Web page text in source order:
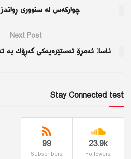
چواركەس لە سنووری
Next Post
ناسا: ئەمڕۆ ئەستێرەیەكی گەڕۆك بە
Stay Connected test
23.9k
Followers
99
Subscribers